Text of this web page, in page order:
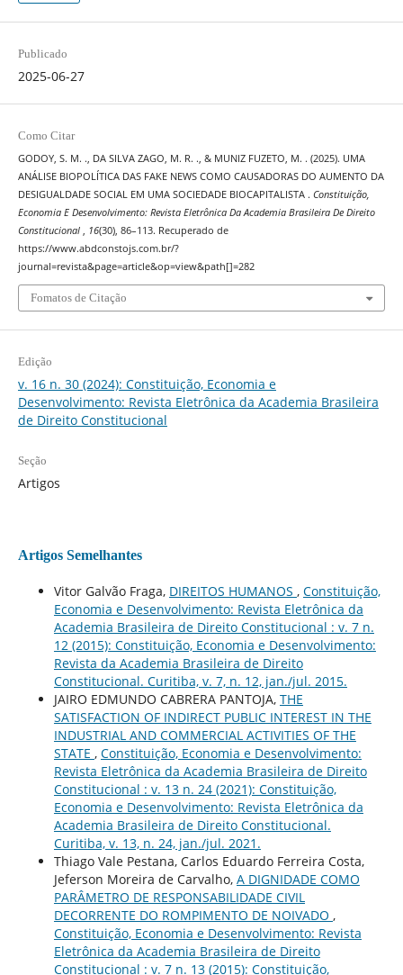
Publicado
2025-06-27
Como Citar
GODOY, S. M. ., DA SILVA ZAGO, M. R. ., & MUNIZ FUZETO, M. . (2025). UMA
ANÁLISE BIOPOLÍTICA DAS FAKE NEWS COMO CAUSADORAS DO AUMENTO DA
DESIGUALDADE SOCIAL EM UMA SOCIEDADE BIOCAPITALISTA . Constituição,
Economia E Desenvolvimento: Revista Eletrônica Da Academia Brasileira De Direito
Constitucional
16(30), 86–113. Recuperado de
https://www.abdconstojs.com.br/?
journal=revista&page=article&op=view&path[]=282
Fomatos de Citação
Edição
v. 16 n. 30 (2024): Constituição, Economia e
Desenvolvimento: Revista Eletrônica da Academia Brasileira
de Direito Constitucional
Seção
Artigos
Artigos Semelhantes
Vitor Galvão Fraga, DIREITOS HUMANOS , Constituição,
Economia e Desenvolvimento: Revista Eletrônica da
Academia Brasileira de Direito Constitucional : v. 7 n.
12 (2015): Constituição, Economia e Desenvolvimento:
Revista da Academia Brasileira de Direito
Constitucional. Curitiba, v. 7, n. 12, jan./jul. 2015.
JAIRO EDMUNDO CABRERA PANTOJA, THE
SATISFACTION OF INDIRECT PUBLIC INTEREST IN THE
INDUSTRIAL AND COMMERCIAL ACTIVITIES OF THE
STATE , Constituição, Economia e Desenvolvimento:
Revista Eletrônica da Academia Brasileira de Direito
Constitucional : v. 13 n. 24 (2021): Constituição,
Economia e Desenvolvimento: Revista Eletrônica da
Academia Brasileira de Direito Constitucional.
Curitiba, v. 13, n. 24, jan./jul. 2021.
Thiago Vale Pestana, Carlos Eduardo Ferreira Costa,
Jeferson Moreira de Carvalho, A DIGNIDADE COMO
PARÂMETRO DE RESPONSABILIDADE CIVIL
DECORRENTE DO ROMPIMENTO DE NOIVADO ,
Constituição, Economia e Desenvolvimento: Revista
Eletrônica da Academia Brasileira de Direito
Constitucional : v. 7 n. 13 (2015): Constituição,